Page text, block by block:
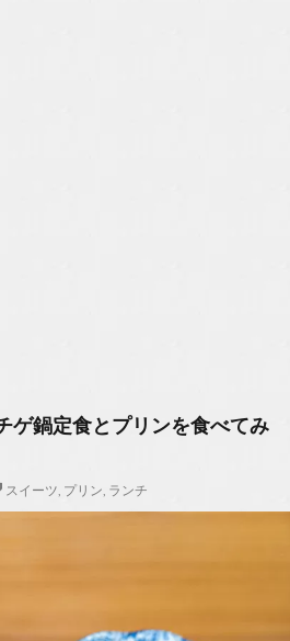
ゲ鍋定食とプリンを食べてみ
スイーツ, プリン, ランチ